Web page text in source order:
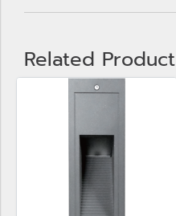
Related Product